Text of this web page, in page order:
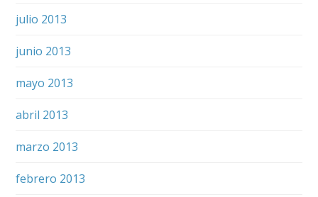
julio 2013
junio 2013
mayo 2013
abril 2013
marzo 2013
febrero 2013